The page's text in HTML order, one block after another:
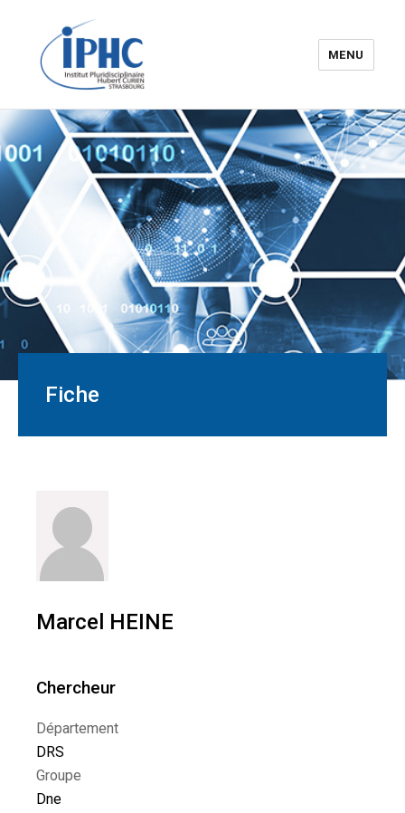
Institut pluridisciplinaire Hubert
Curien – IPHC
MENU
Fiche
Marcel HEINE
Chercheur
Département
DRS
Groupe
Dne